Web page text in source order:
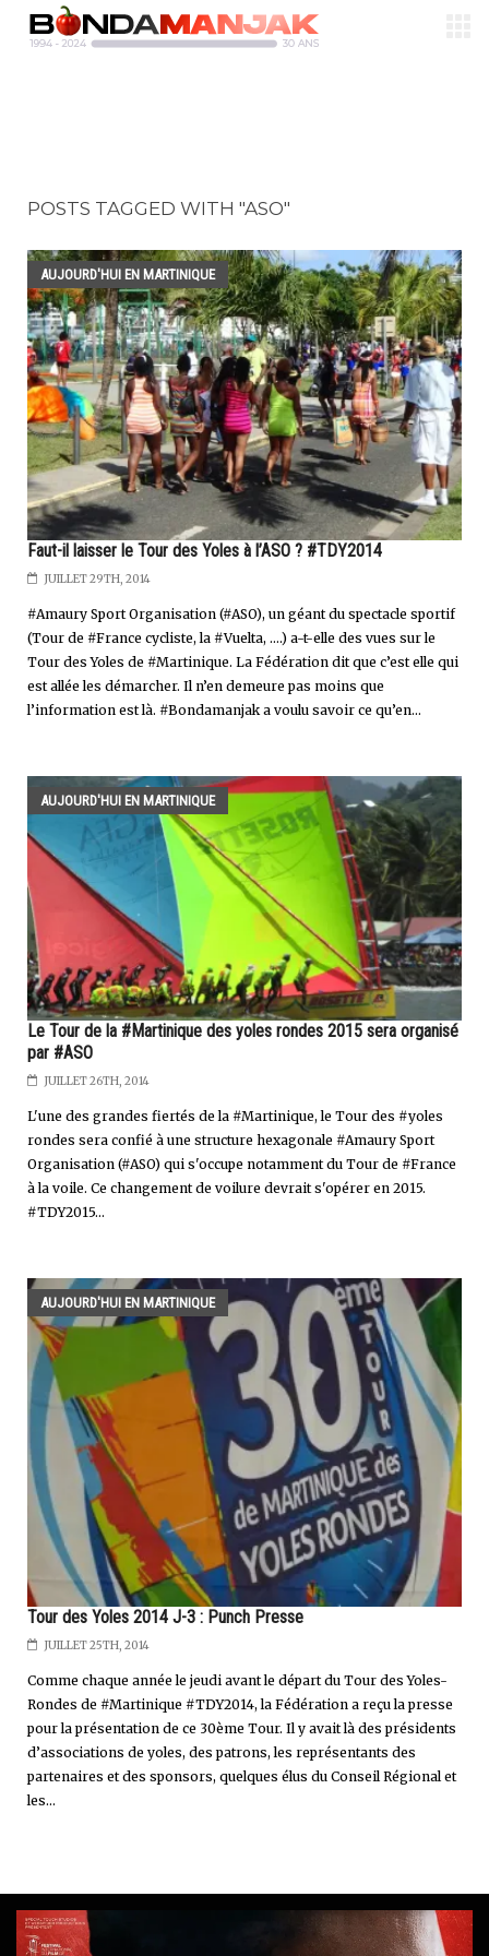
POSTS TAGGED WITH "ASO"
AUJOURD'HUI EN MARTINIQUE
Faut-il laisser le Tour des Yoles à l’ASO ? #TDY2014
JUILLET 29TH, 2014
#Amaury Sport Organisation (#ASO), un géant du spectacle sportif
(Tour de #France cycliste, la #Vuelta, ….) a-t-elle des vues sur le
Tour des Yoles de #Martinique. La Fédération dit que c’est elle qui
est allée les démarcher. Il n’en demeure pas moins que
l’information est là. #Bondamanjak a voulu savoir ce qu’en...
AUJOURD'HUI EN MARTINIQUE
Le Tour de la #Martinique des yoles rondes 2015 sera organisé
par #ASO
JUILLET 26TH, 2014
L'une des grandes fiertés de la #Martinique, le Tour des #yoles
rondes sera confié à une structure hexagonale #Amaury Sport
Organisation (#ASO) qui s'occupe notamment du Tour de #France
à la voile. Ce changement de voilure devrait s'opérer en 2015.
#TDY2015...
AUJOURD'HUI EN MARTINIQUE
Tour des Yoles 2014 J-3 : Punch Presse
JUILLET 25TH, 2014
Comme chaque année le jeudi avant le départ du Tour des Yoles-
Rondes de #Martinique #TDY2014, la Fédération a reçu la presse
pour la présentation de ce 30ème Tour. Il y avait là des présidents
d’associations de yoles, des patrons, les représentants des
partenaires et des sponsors, quelques élus du Conseil Régional et
les...